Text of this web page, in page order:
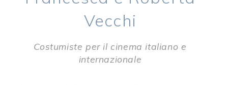
Vecchi
Costumiste per il cinema italiano e
internazionale